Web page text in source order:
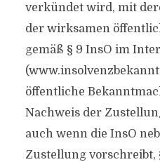
verkündet wird, mit
der wirksamen
gemäß § 9 InsO im
öffentliche
Nachweis der
auch wenn die InsO
Zustellung vorschreibt,